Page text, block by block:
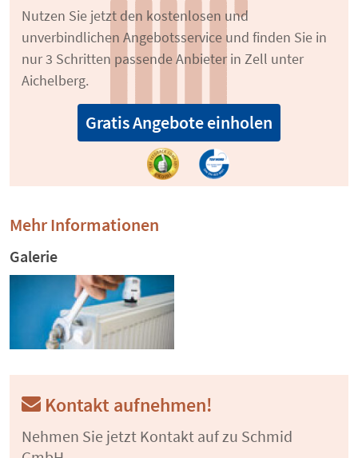
Nutzen Sie jetzt den kostenlosen und
unverbindlichen Angebotsservice und finden Sie in
nur 3 Schritten passende Anbieter in Zell unter
Aichelberg.
Gratis Angebote einholen
Mehr Informationen
Galerie
Kontakt aufnehmen!
Nehmen Sie jetzt Kontakt auf zu Schmid